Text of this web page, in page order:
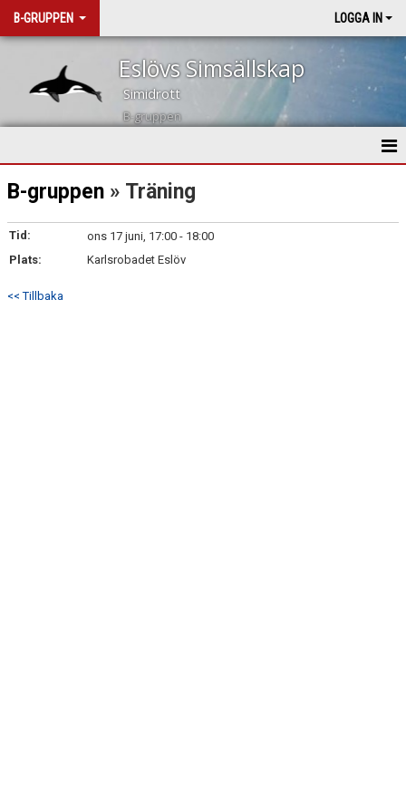
B-GRUPPEN LOGGA IN
Eslövs Simsällskap
Simidrott
B-gruppen
HEM
NYHETER
KALENDER
TRUPPEN
B-gruppen » Träning
Tid:
ons 17 juni, 17:00 - 18:00
Plats:
Karlsrobadet Eslöv
<< Tillbaka